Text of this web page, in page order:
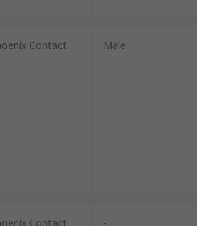
Contact Male
Contact -